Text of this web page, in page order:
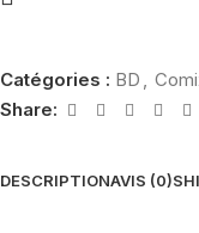
Catégories : BD ,
Share:
DESCRIPTIONAVIS (0)